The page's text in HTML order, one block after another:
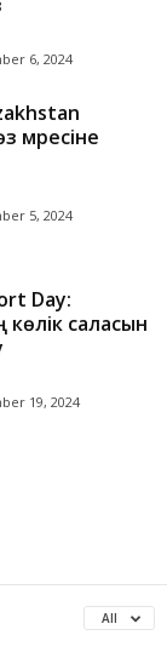
6, 2024
мәресіне
5, 2024
Day:
саласын
19, 2024
All